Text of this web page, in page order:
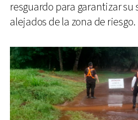
resguardo para garantizar su
alejados de la zona de riesgo.